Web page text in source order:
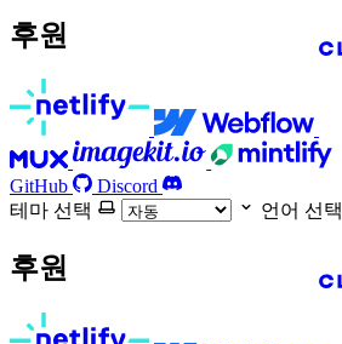
후원
GitHub
Discord
테마 선택
언어 선택
후원